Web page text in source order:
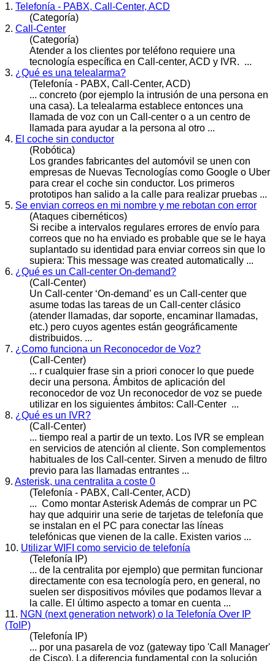
1. Telefonía - PABX, Call-Center, ACD
(Categoría)
2. Call-Center
(Categoría)
Atender a los clientes por teléfono requiere una
tecnología específica en Call -center, ACD y IVR. ...
3. ¿Qué es una telealarma?
(Telefonía - PABX, Call-Center, ACD)
... concreto (por ejemplo la intrusión de una persona en
una casa). La telealarma establece entonces una
llamada de voz con un Call -center o a un centro de
llamada para ayudar a la persona al otro ...
4. El coche sin conductor
(Robótica)
Los grandes fabricantes del automóvil se unen con
empresas de Nuevas Tecnologías como Google o Uber
para crear el coche sin conductor. Los primeros
prototipos han salido a la call e para realizar pruebas ...
5. Se envian correos en mi nombre y me rebotan con error
(Ataques cibernéticos)
Si recibe a intervalos regulares errores de envío para
correos que no ha enviado es probable que se le haya
suplantado su identidad para enviar correos sin que lo
supiera: This message was created automaticall y ...
6. ¿Qué es un Call-center On-demand?
(Call-Center)
Un Call -center ‘On-demand’ es un Call-center que
asume todas las tareas de un Call-center clásico
(atender llamadas, dar soporte, encaminar llamadas,
etc.) pero cuyos agentes están geográficamente
distribuidos. ...
7. ¿Como funciona un Reconocedor de Voz?
(Call-Center)
... r cualquier frase sin a priori conocer lo que puede
decir una persona. Ámbitos de aplicación del
reconocedor de voz Un reconocedor de voz se puede
utilizar en los siguientes ámbitos: Call -Center ...
8. ¿Qué es un IVR?
(Call-Center)
... tiempo real a partir de un texto. Los IVR se emplean
en servicios de atención al cliente. Son complementos
habituales de los Call -center. Sirven a menudo de filtro
previo para las llamadas entrantes ...
9. Asterisk, una centralita a coste 0
(Telefonía - PABX, Call-Center, ACD)
... Como montar Asterisk Además de comprar un PC
hay que adquirir una serie de tarjetas de telefonía que
se instalan en el PC para conectar las líneas
telefónicas que vienen de la call e. Existen varios ...
10. Utilizar WIFI como servicio de telefonía
(Telefonía IP)
... de la centralita por ejemplo) que permitan funcionar
directamente con esa tecnología pero, en general, no
suelen ser dispositivos móviles que podamos llevar a
la call e. El último aspecto a tomar en cuenta ...
11. NGN (next generation network) o la Telefonía Over IP
(ToIP)
(Telefonía IP)
... por una pasarela de voz (gateway tipo 'Cal
l Manager'
de Cisco). La diferencia fundamental con la solución